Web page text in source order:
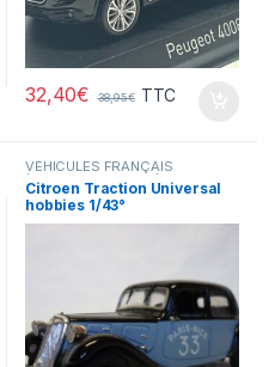
32,40€ 38,95€ TTC
VÉHICULES FRANÇAIS
(voitures,camions...)
Citroen Traction Universal
hobbies 1/43°